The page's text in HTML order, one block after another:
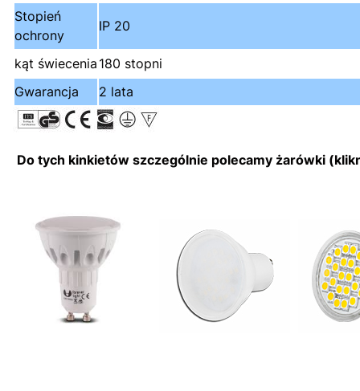
Stopień
ochrony
IP 20
kąt świecenia 180 stopni
Gwarancja
2 lata
Do tych kinkietów szczególnie polecamy żarówki